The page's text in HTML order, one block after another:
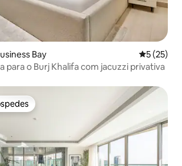
Bay 5 de uma
5 (25)
para o Burj Khalifa com jacuzzi privativa